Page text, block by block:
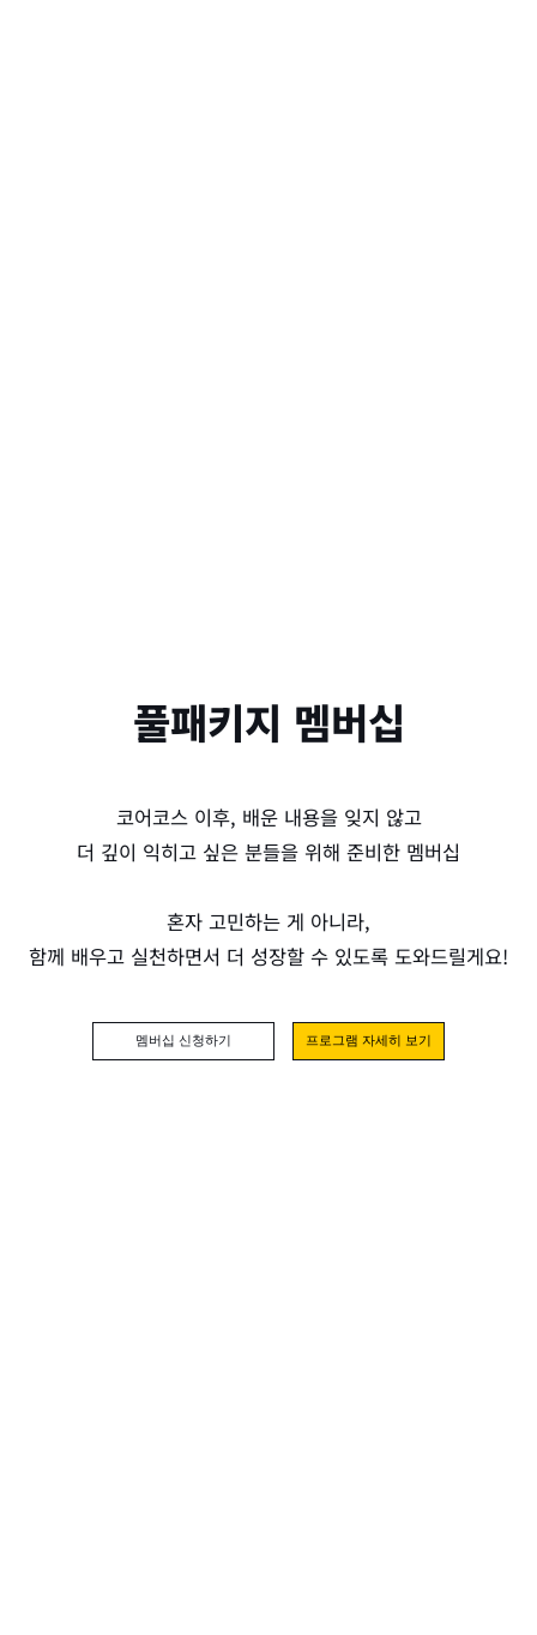
풀패키지 멤버십
코어코스 이후, 배운 내용을 잊지 않고
더 깊이 익히고 싶은 분들을 위해 준비한 멤버십
혼자 고민하는 게 아니라,
함께 배우고 실천하면서 더 성장할 수 있도록 도와드릴게요!
멤버십 신청하기 프로그램 자세히 보기